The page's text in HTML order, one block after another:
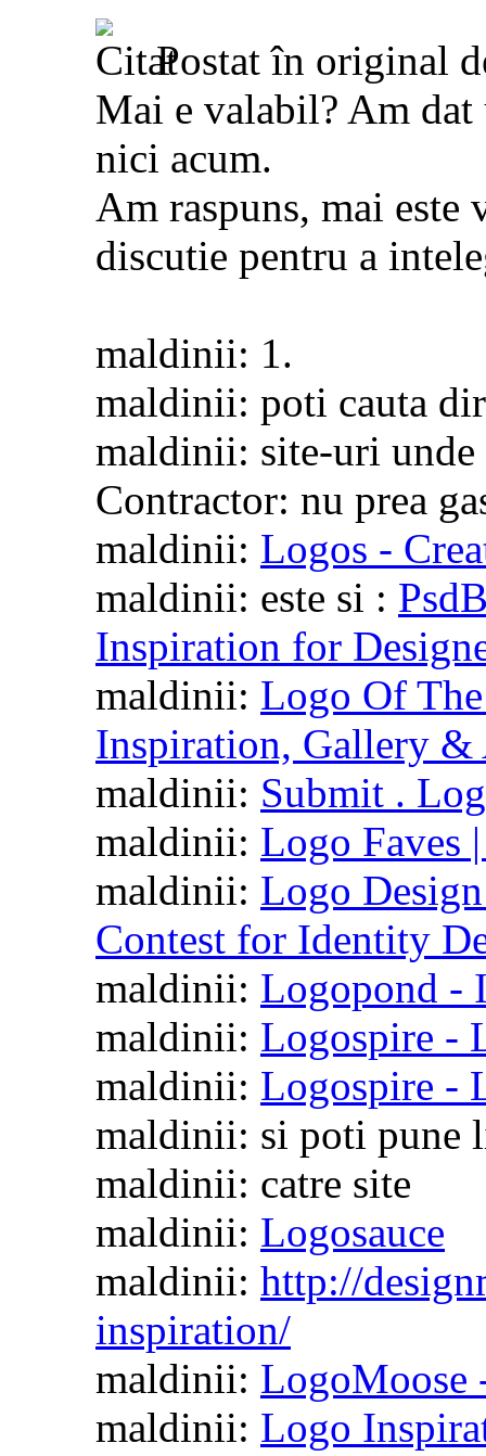
Postat în original
Mai e valabil? Am
nici acum.
Am raspuns, mai
discutie pentru a
maldinii: 1.
maldinii: poti cauta
maldinii: site-uri
Contractor: nu prea
maldinii: Logos -
maldinii: este si :
Inspiration for
maldinii: Logo Of
Inspiration, Gallery &
maldinii: Submit .
maldinii: Logo Faves
maldinii: Logo
Contest for Identity
maldinii: Logopond -
maldinii: Logospire -
maldinii: Logospire -
maldinii: si poti pune
maldinii: catre site
maldinii: Logosauce
maldinii: http://
inspiration/
maldinii: LogoMoose
maldinii: Logo